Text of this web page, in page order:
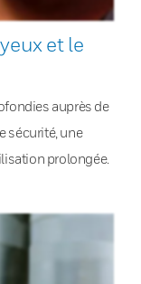
et le
auprès de
sécurité, une
prolongée.